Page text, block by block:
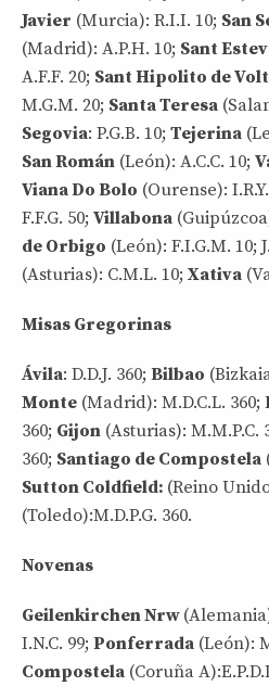
Javier (Murcia): R.I.I. 10; San
(Madrid): A.P.H. 10; Sant
A.F.F. 20; Sant Hipolito de
M.G.M. 20; Santa Teresa
Segovia: P.G.B. 10; Tejerina
San Román (León): A.C.C. 10;
Viana Do Bolo (Ourense):
F.F.G. 50; Villabona
de Orbigo (León): F.I.G.M. 10;
(Asturias): C.M.L. 10; Xativa
Misas Gregorinas
Ávila: D.D.J. 360; Bilbao
Monte (Madrid): M.D.C.L. 360;
360; Gijon (Asturias): M.M.P.C.
360; Santiago de Compostela
Sutton Coldfield: (Reino
(Toledo):M.D.P.G. 360.
Novenas
Geilenkirchen Nrw
I.N.C. 99; Ponferrada (León):
Compostela (Coruña